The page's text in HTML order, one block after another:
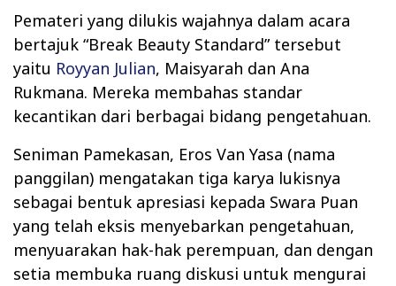
Pemateri yang dilukis wajahnya dalam acara
bertajuk “Break Beauty Standard” tersebut
yaitu Royyan Julian, Maisyarah dan Ana
Rukmana. Mereka membahas standar
kecantikan dari berbagai bidang pengetahuan.
Seniman Pamekasan, Eros Van Yasa (nama
panggilan) mengatakan tiga karya lukisnya
sebagai bentuk apresiasi kepada Swara Puan
yang telah eksis menyebarkan pengetahuan,
menyuarakan hak-hak perempuan, dan dengan
setia membuka ruang diskusi untuk mengurai